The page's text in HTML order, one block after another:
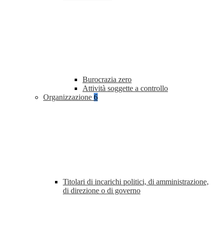
Burocrazia zero
Attività soggette a controllo
Organizzazione 6
Titolari di incarichi politici, di amministrazione,
di direzione o di governo